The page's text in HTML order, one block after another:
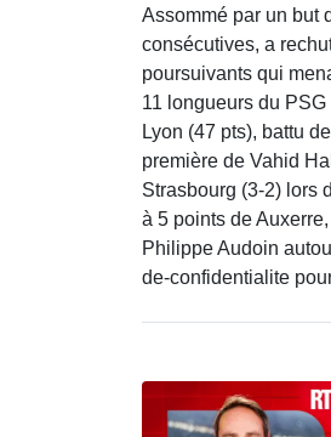
Assommé par un but
consécutives, a
poursuivants qui
11 longueurs du
Lyon (47 pts), battu
première de Vahid
Strasbourg (3-2) lors
à 5 points de
Philippe Audoin
de-confidentialite